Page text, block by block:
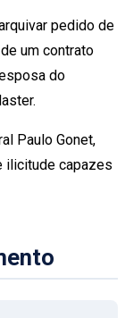
pedido de
um contrato
do
Paulo Gonet,
ilicitude capazes